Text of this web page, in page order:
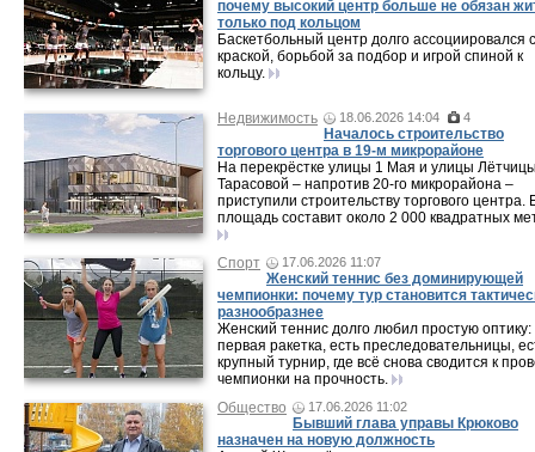
почему высокий центр больше не обязан
только под кольцом
Баскетбольный центр долго ассоциировался с
краской, борьбой за подбор и игрой спиной к
кольцу.
Недвижимость 18.06.2026 14:04 4
Началось строительство
торгового центра в 19-м микрорайоне
На перекрёстке улицы 1 Мая и улицы
Тарасовой – напротив 20‑го микрорайона –
приступили строительству торгового центра.
площадь составит около 2 000 квадратных
Спорт 17.06.2026 11:07
Женский теннис без доминирующей
чемпионки: почему тур становится
разнообразнее
Женский теннис долго любил простую оптику:
первая ракетка, есть преследовательницы,
крупный турнир, где всё снова сводится к
чемпионки на прочность.
Общество
17.06.2026 11:02
Бывший глава управы Крюково
назначен на новую должность